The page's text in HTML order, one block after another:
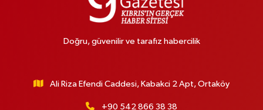
Doğru, güvenilir ve tarafız habercilik
Ali Riza Efendi Caddesi, Kabakci 2 Apt, Ortaköy
+90 542 866 38 38